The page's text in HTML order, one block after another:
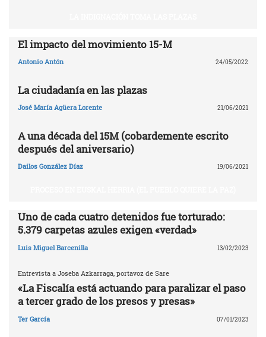
El impacto del movimiento 15-M
Antonio Antón 24/05/2022
La ciudadanía en las plazas
José María Agüera Lorente 21/06/2021
A una década del 15M (cobardemente escrito
después del aniversario)
Dailos González Díaz 19/06/2021
Uno de cada cuatro detenidos fue torturado:
5.379 carpetas azules exigen «verdad»
Luis Miguel Barcenilla 13/02/2023
Entrevista a Joseba Azkarraga, portavoz de Sare
«La Fiscalía está actuando para paralizar el paso
a tercer grado de los presos y presas»
Ter García 07/01/2023